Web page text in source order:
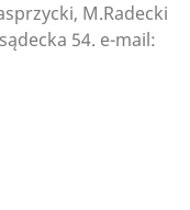
M.Radecki
54. e-mail: